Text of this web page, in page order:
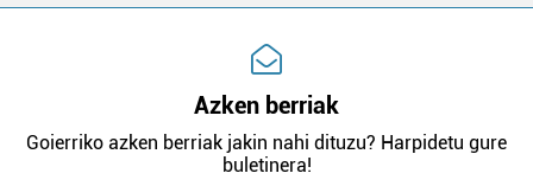
Azken berriak
Goierriko azken berriak jakin nahi dituzu? Harpidetu gure
buletinera!